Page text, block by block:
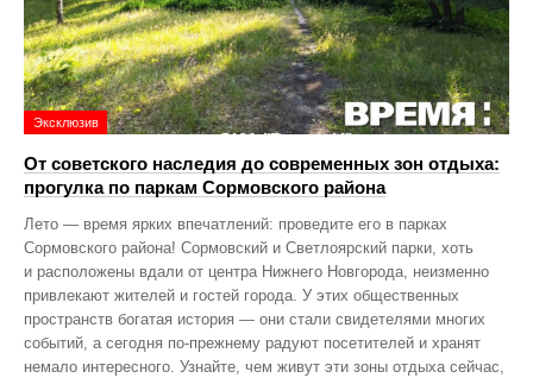
Эксклюзив
От советского наследия до современных зон отдыха:
прогулка по паркам Сормовского района
Лето — время ярких впечатлений: проведите его в парках
Сормовского района! Сормовский и Светлоярский парки, хоть
и расположены вдали от центра Нижнего Новгорода, неизменно
привлекают жителей и гостей города. У этих общественных
пространств богатая история — они стали свидетелями многих
событий, а сегодня по‑прежнему радуют посетителей и хранят
немало интересного. Узнайте, чем живут эти зоны отдыха сейчас,